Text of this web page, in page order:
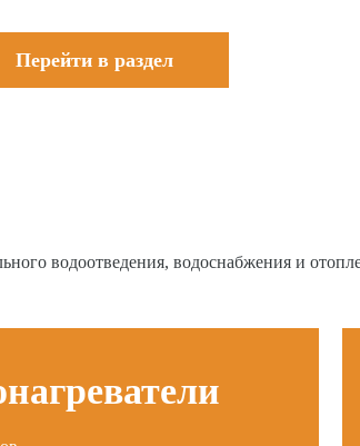
Перейти в раздел
водоотведения, водоснабжения и